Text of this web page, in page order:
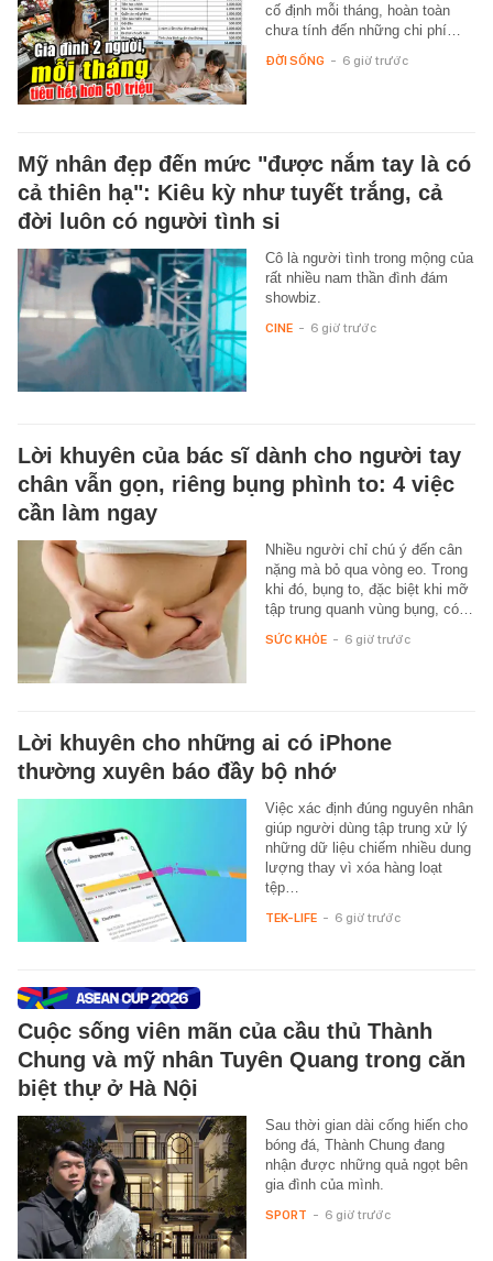
cố định mỗi tháng, hoàn toàn
chưa tính đến những chi phí…
ĐỜI SỐNG - 6 giờ trước
Mỹ nhân đẹp đến mức "được nắm tay là có
cả thiên hạ": Kiêu kỳ như tuyết trắng, cả
đời luôn có người tình si
Cô là người tình trong mộng của
rất nhiều nam thần đình đám
showbiz.
CINE - 6 giờ trước
Lời khuyên của bác sĩ dành cho người tay
chân vẫn gọn, riêng bụng phình to: 4 việc
cần làm ngay
Nhiều người chỉ chú ý đến cân
nặng mà bỏ qua vòng eo. Trong
khi đó, bụng to, đặc biệt khi mỡ
tập trung quanh vùng bụng, có…
SỨC KHỎE - 6 giờ trước
Lời khuyên cho những ai có iPhone
thường xuyên báo đầy bộ nhớ
Việc xác định đúng nguyên nhân
giúp người dùng tập trung xử lý
những dữ liệu chiếm nhiều dung
lượng thay vì xóa hàng loạt
tệp…
TEK-LIFE - 6 giờ trước
Cuộc sống viên mãn của cầu thủ Thành
Chung và mỹ nhân Tuyên Quang trong căn
biệt thự ở Hà Nội
Sau thời gian dài cống hiến cho
bóng đá, Thành Chung đang
nhận được những quả ngọt bên
gia đình của mình.
SPORT - 6 giờ trước